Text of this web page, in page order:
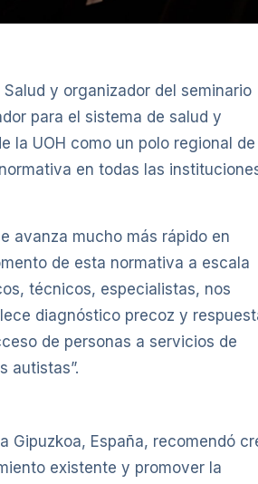
y organizador del seminario
para el sistema de salud y
la UOH como un polo regional de
en todas las
avanza mucho más rápido en
de esta normativa a escala
técnicos, especialistas, nos
diagnóstico precoz y
de personas a servicios de
autistas”.
Gipuzkoa, España, recomendó
existente y promover la